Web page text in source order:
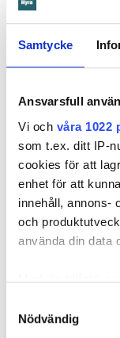
Samtycke
Ansvarsfull
Vi och våra 1022
som t.ex. ditt IP-
cookies för att
enhet för att
innehåll, annons-
och
använda din data
Med din tillåtelse
som kan ha
Nödvändig
domstolarna.
han bott där
underhåll av
sprickan har
att upptäcka,
Tyckte inte
Värden har en
redan 2024 vände
hyresgästen att
Hade hyresgästen